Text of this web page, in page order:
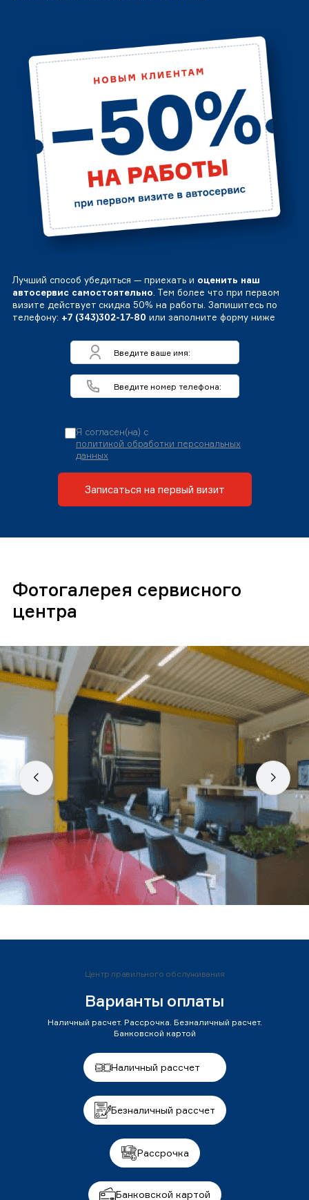
Лучший способ убедиться — приехать и оценить наш
автосервис самостоятельно. Тем более что при первом
визите действует скидка 50% на работы. Запишитесь по
телефону: +7 (343)302-17-80 или заполните форму ниже
Я согласен(на) с
политикой обработки персональных
данных
Записаться на первый визит
Фотогалерея сервисного
центра
Центр правильного обслуживания
Варианты оплаты
Наличный расчет. Рассрочка. Безналичный расчет.
Банковской картой
Наличный рассчет
Безналичный рассчет
Рассрочка
Банковской картой